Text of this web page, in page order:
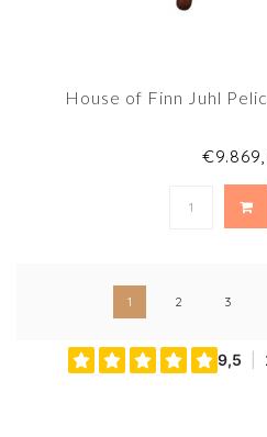
House of Finn Juhl
1 2 3